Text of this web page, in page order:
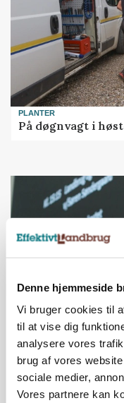
Denne hjemmeside
Vi bruger cookies til
til at vise dig
analysere vores
brug af vores
sociale medier,
Vores partnere kan
PLANTER
På døgnvagt i
GRISE
Svineproducenter
katastrofe